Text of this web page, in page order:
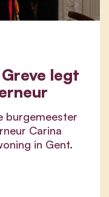
legt
burgemeester
Carina
in Gent.